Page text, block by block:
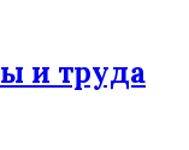
и труда